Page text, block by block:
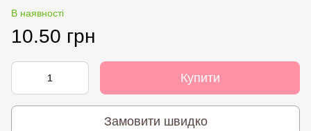
В наявності
10.50 грн
Купити
Замовити швидко